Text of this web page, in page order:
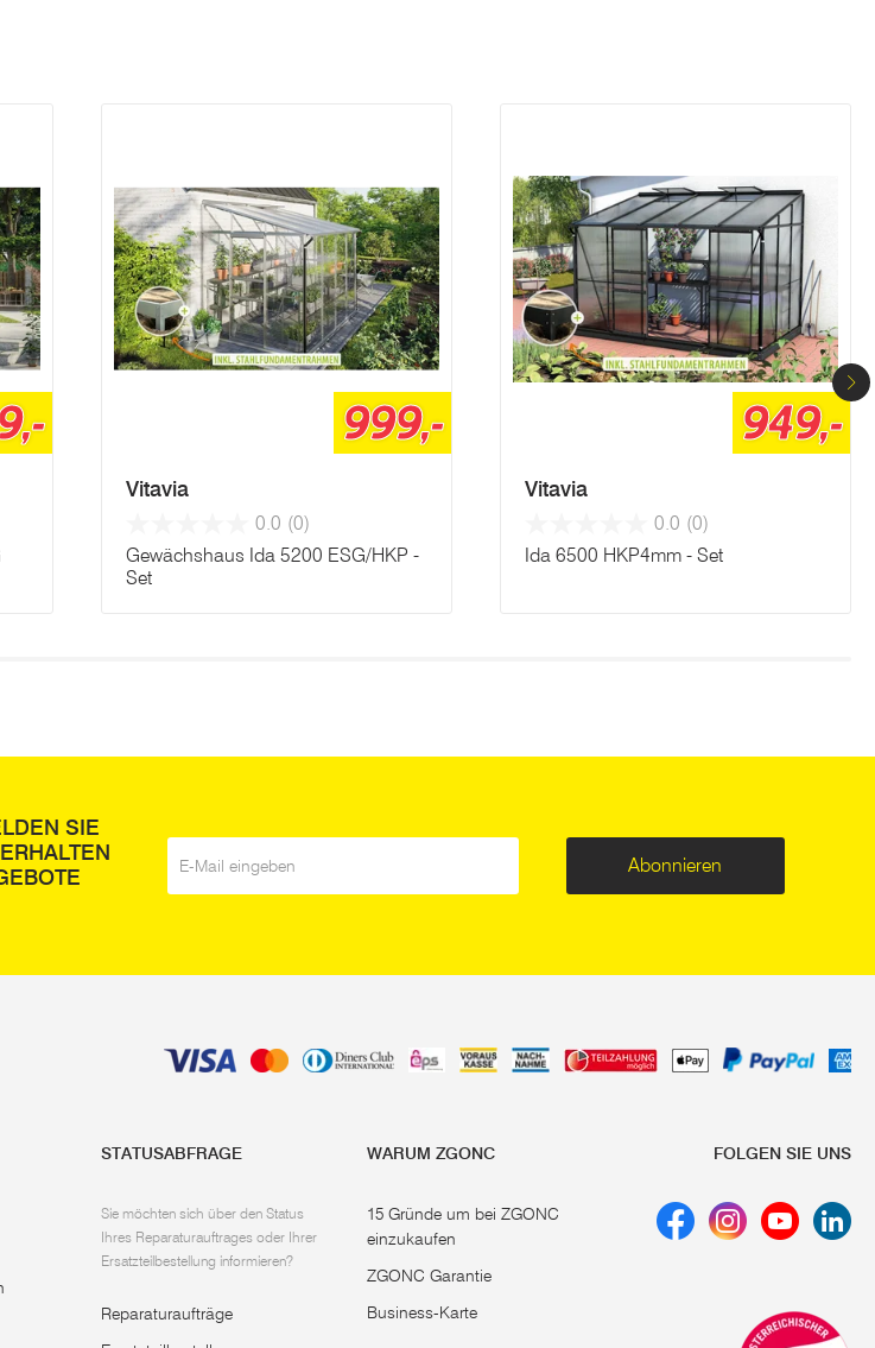
999,-
Vitavia
0.0 (0)
Gewächshaus Ida 5200 ESG/HKP -
Set
949,-
Vitavia
0.0 (0)
Ida 6500 HKP4mm - Set
SIE
Abonnieren
STATUSABFRAGE
Sie möchten sich über den Status
Ihres Reparaturauftrages oder Ihrer
Ersatzteilbestellung informieren?
Reparaturaufträge
WARUM ZGONC
15 Gründe um bei ZGONC
einzukaufen
ZGONC Garantie
Business-Karte
FOLGEN SIE UNS